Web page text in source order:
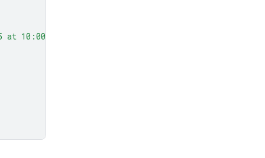
10:00 AM about Q3 planning."